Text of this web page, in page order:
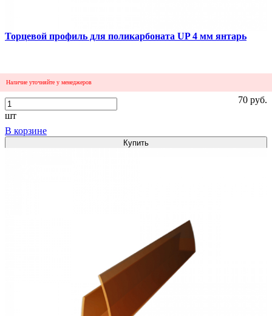
Торцевой профиль для поликарбоната UP 4 мм янтарь
Наличие уточняйте у менеджеров
70 руб.
шт
В корзине
Купить